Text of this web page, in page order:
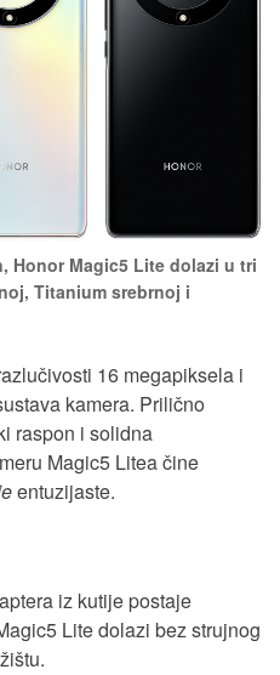
Honor Magic5 Lite dolazi u tri
Titanium srebrnoj i
16 megapiksela i
kamera. Prilično
raspon i solidna
Magic5 Litea čine
entuzijaste.
iz kutije postaje
Lite dolazi bez strujnog